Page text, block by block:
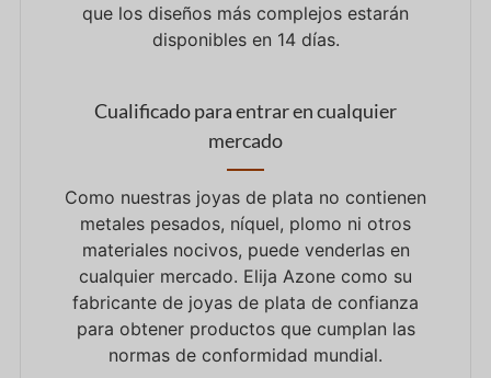
que los diseños más complejos estarán
disponibles en 14 días.
Cualificado para entrar en cualquier
mercado
Como nuestras joyas de plata no contienen
metales pesados, níquel, plomo ni otros
materiales nocivos, puede venderlas en
cualquier mercado. Elija Azone como su
fabricante de joyas de plata de confianza
para obtener productos que cumplan las
normas de conformidad mundial.